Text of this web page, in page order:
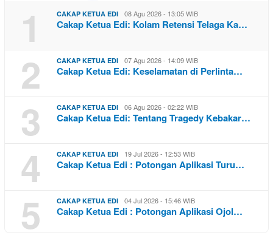
1 CAKAP KETUA EDI 08 Agu 2026 - 13:05 WIB
Cakap Ketua Edi: Kolam Retensi Telaga Ka…
2 CAKAP KETUA EDI 07 Agu 2026 - 14:09 WIB
Cakap Ketua Edi: Keselamatan di Perlinta…
3 CAKAP KETUA EDI 06 Agu 2026 - 02:22 WIB
Cakap Ketua Edi: Tentang Tragedy Kebakar…
4 CAKAP KETUA EDI 19 Jul 2026 - 12:53 WIB
Cakap Ketua Edi : Potongan Aplikasi Turu…
5 CAKAP KETUA EDI 04 Jul 2026 - 15:46 WIB
Cakap Ketua Edi : Potongan Aplikasi Ojol…